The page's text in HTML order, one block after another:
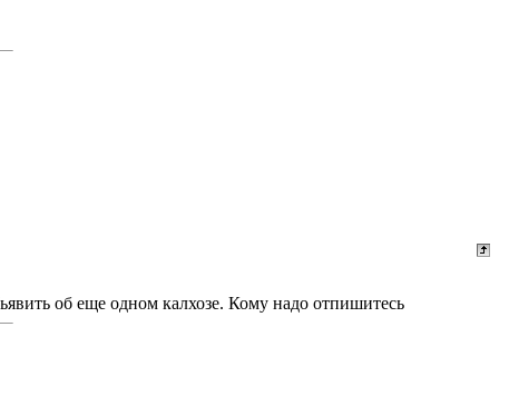
об еще одном калхозе. Кому надо отпишитесь